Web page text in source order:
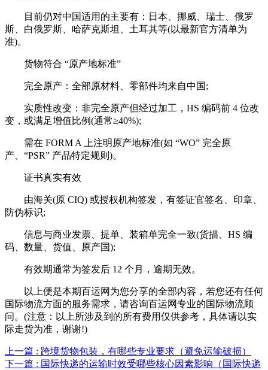
目前仍对中国适用的主要有：日本、挪威、瑞士、俄罗
斯、白俄罗斯、哈萨克斯坦、土耳其等(以最新官方清单为
准)。
货物符合 “原产地标准”
完全原产：全部原材料、零部件均来自中国;
实质性改变：非完全原产但经过加工，HS 编码前 4 位改
变，或满足增值比例(通常≥40%);
需在 FORM A 上注明原产地标准(如 “WO” 完全原
产、“PSR” 产品特定规则)。
证书真实有效
由海关(原 CIQ) 或授权机构签发，有签证官签名、印章、
防伪标识;
信息与商业发票、提单、装箱单完全一致(货描、HS 编
码、数量、货值、原产国);
有效期通常为签发后 12 个月，逾期无效。
以上便是本期百运网为您分享的全部内容，若您还有任何
国际物流方面的服务需求，请咨询百运网专业的国际物流顾
问。(注意：以上所涉及到的所有费用仅供参考，具体请以实
际走货为准，谢谢!)
上一篇 : 跨境货物包装，有哪些专业要求（避免运输破损）
下一篇 : 国际快递的运输时效受哪些核心因素影响（国际快递